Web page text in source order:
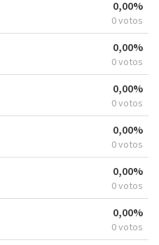
0,00%
0 votos
0,00%
0 votos
0,00%
0 votos
0,00%
0 votos
0,00%
0 votos
0,00%
0 votos